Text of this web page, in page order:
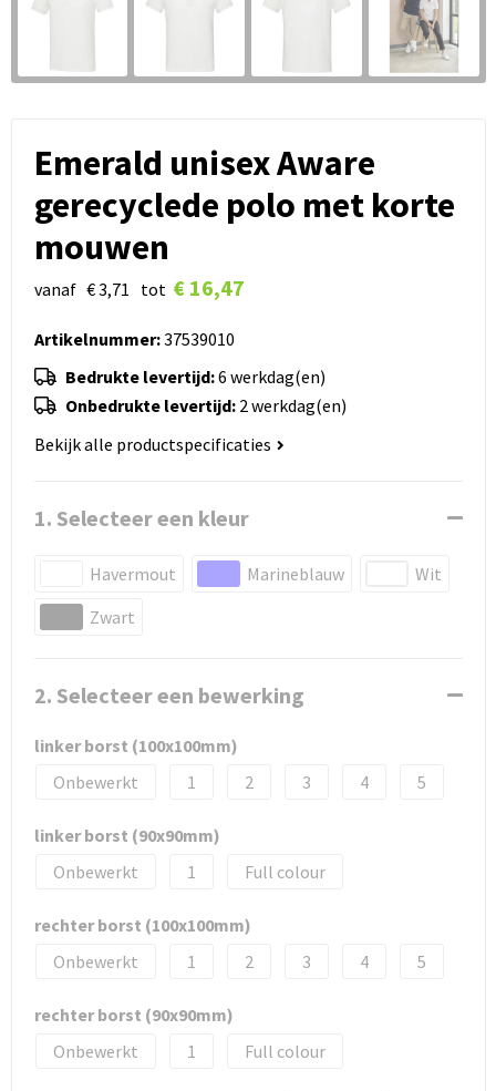
Emerald unisex Aware
gerecyclede polo met korte
mouwen
vanaf € 3,71 tot € 16,47
Artikelnummer:37539010
Bedrukte levertijd:6 werkdag(en)
Onbedrukte levertijd: 2 werkdag(en)
Bekijk alle productspecificaties
1. Selecteer een kleur
Havermout Marineblauw
Wit
Zwart
2. Selecteer een bewerking
linker borst (100x100mm)
Onbewerkt
1 2 3 4 5
linker borst (90x90mm)
Onbewerkt
1 Full colour
rechter borst (100x100mm)
Onbewerkt
1 2 3 4 5
rechter borst (90x90mm)
Onbewerkt
1 Full colour